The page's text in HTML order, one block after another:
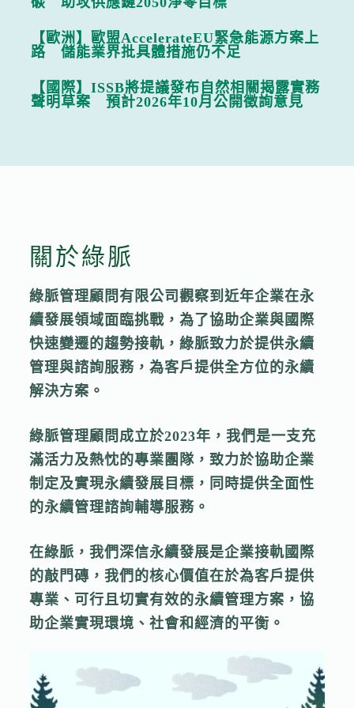
【歐洲】歐盟AccelerateEU緊急能源方案上
路 儲能業界批具體措施仍不足
【國際】ISSB將提議發布自然相關揭露實務
聲明草案 預計2026年10月公開徵詢意見
關於綠脈
綠脈管理顧問有限公司觀察到近年企業在永
續發展領域面臨挑戰，為了協助企業與國際
快速變遷的趨勢接軌，綠脈致力於提供永續
管理與諮詢服務，為客戶提供全方位的永續
解決方案。
綠脈管理顧問成立於2023年，我們是一支充
滿活力及熱忱的專業團隊，致力於協助企業
制定及實現永續發展目標，同時提供全面性
的永續管理諮詢輔導服務。
在綠脈，我們深信永續發展是企業接軌國際
的敲門磚，我們的核心價值在於為客戶提供
專業、可行且切實有效的永續管理方案，協
助企業實現環境、社會和經濟的平衡。